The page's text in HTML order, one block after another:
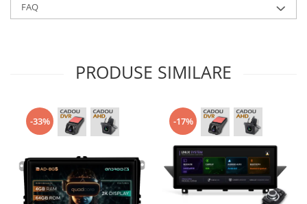
FAQ
PRODUSE SIMILARE
-33% -17%